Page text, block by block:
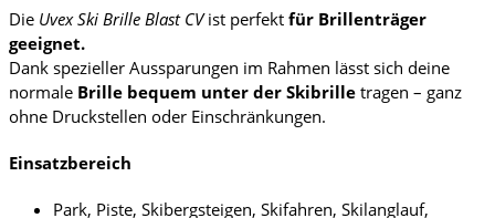
Die Uvex Ski Brille Blast CVist perfekt für Brillenträger
geeignet.
Dank spezieller Aussparungen im Rahmen lässt sich deine
normale Brille bequem unter der Skibrille tragen – ganz
ohne Druckstellen oder Einschränkungen.
Einsatzbereich
Park, Piste, Skibergsteigen, Skifahren, Skilanglauf,